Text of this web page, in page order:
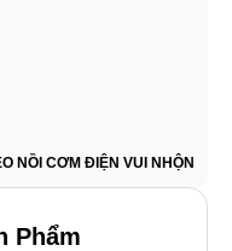
NỒI CƠM ĐIỆN VUI NHỘN
Phẩm